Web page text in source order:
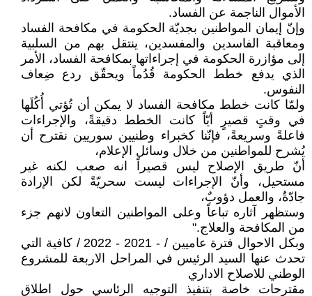
الأموال الناجمة عن الفساد.
وإنّ إيمان المواطنين بجديّة الحكومة في مكافحة الفساد
ومعاقبة الفاسدين والمفسدين، ينتقل بهم من السلبية
إلى مؤازرة الحكومة في إجراءاتها بمكافحة الفساد، الأمر
الذي يدفع خطط الحكومة قُدُماً ويحقّق ردع ضِعاف
النفوس.
ولمّا كانت خطط مكافحة الفساد لا يمكن أن تُؤتي أُكُلَها
في وقتٍ قصيرٍ أيّاً كانت الخطط دقيقةً، والإجراءات
فاعلةً وسريعةً، فإنّنا كخبراء وطنيين سوريين نقترح أن
يُشرح للمواطنين من خلال وسائل الإعلام،
أنّ طريق الإصلاح ليس قصيراً انه صعب لكنه غير
مستحيل، وأنّ الإجراءات ليست سحريّةً لكن الإرادة
جادّةٌ، والعمل دؤوبٌ،
وستظهر آثاره تباعاً وعلى المواطنين التعاون لانهم جزء
من المكافحة والعلاج."
وبكل الاحوال فترة عاميين / - 2021 - 2022 / كافية التي
تحدث عنها السيد الرئيس في المراحل الاربعة للمشروع
الوطني للاصلاح الاداري
مقترحات خاصة بتنفيذ التوجيه الرئاسي حول اطلاق